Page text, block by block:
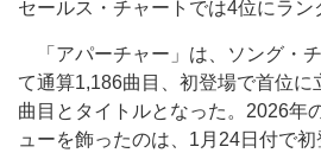
セールス・チャートでは4位にラン
「アパーチャー」は、ソング・チ
て通算1,186曲目、初登場で首位に
曲目とタイトルとなった。2026年
ューを飾ったのは、1月24日付で